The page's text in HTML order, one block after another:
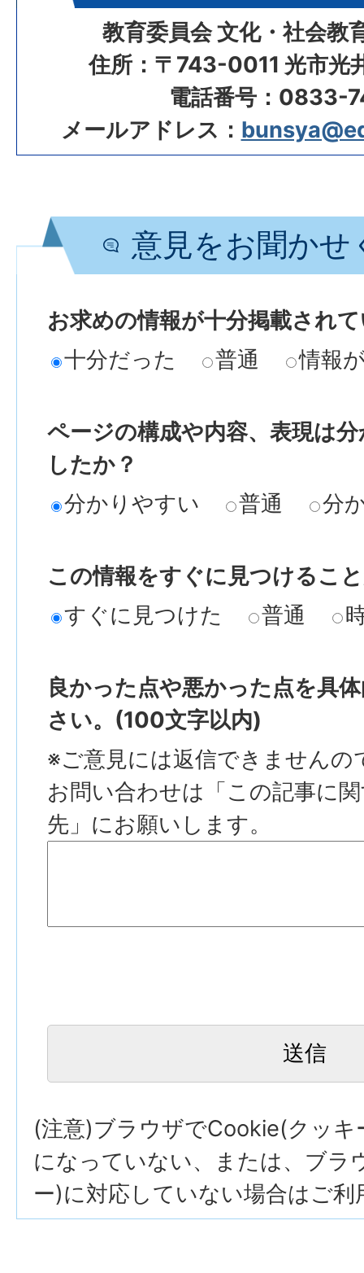
教育委員会 文化・社会教
住所：〒743-0011 光市光
電話番号：0833-
メールアドレス：
意見をお聞かせ
お求めの情報が十分掲載され
十分だった
普通 情報
ページの構成や内容、表現は
したか？
分かりやすい
普通 分
この情報をすぐに見つけるこ
すぐに見つけた
普通
良かった点や悪かった点を具
さい。(100文字以内)
※ご意見には返信できませんの
お問い合わせは「この記事に
先」にお願いします。
(注意)ブラウザでCookie(クッキ
になっていない、または、ブラ
ー)に対応していない場合はご利